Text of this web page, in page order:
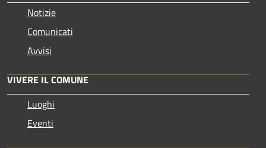
Notizie
Comunicati
Avvisi
VIVERE IL COMUNE
Luoghi
Eventi